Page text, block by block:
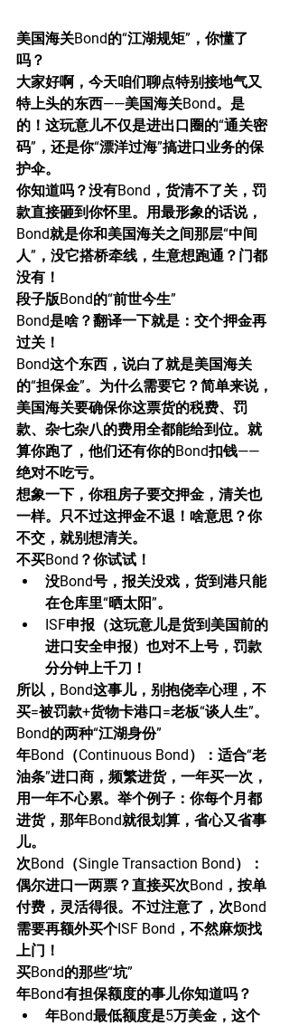
美国海关Bond的“江湖规矩”，你懂了
吗？
大家好啊，今天咱们聊点特别接地气又
特上头的东西——美国海关Bond。是
的！这玩意儿不仅是进出口圈的“通关密
码”，还是你“漂洋过海”搞进口业务的保
护伞。
你知道吗？没有Bond，货清不了关，罚
款直接砸到你怀里。用最形象的话说，
Bond就是你和美国海关之间那层“中间
人”，没它搭桥牵线，生意想跑通？门都
没有！
段子版Bond的“前世今生”
Bond是啥？翻译一下就是：交个押金再
过关！
Bond这个东西，说白了就是美国海关
的“担保金”。为什么需要它？简单来说，
美国海关要确保你这票货的税费、罚
款、杂七杂八的费用全都能给到位。就
算你跑了，他们还有你的Bond扣钱——
绝对不吃亏。
想象一下，你租房子要交押金，清关也
一样。只不过这押金不退！啥意思？你
不交，就别想清关。
不买Bond？你试试！
没Bond号，报关没戏，货到港只能
在仓库里“晒太阳”。
ISF申报（这玩意儿是货到美国前的
进口安全申报）也对不上号，罚款
分分钟上千刀！
所以，Bond这事儿，别抱侥幸心理，不
买=被罚款+货物卡港口=老板“谈人生”。
Bond的两种“江湖身份”
年Bond（Continuous Bond）：适合“老
油条”进口商，频繁进货，一年买一次，
用一年不心累。举个例子：你每个月都
进货，那年Bond就很划算，省心又省事
儿。
次Bond（Single Transaction Bond）：
偶尔进口一两票？直接买次Bond，按单
付费，灵活得很。不过注意了，次Bond
需要再额外买个ISF Bond，不然麻烦找
上门！
买Bond的那些“坑”
年Bond有担保额度的事儿你知道吗？
年Bond最低额度是5万美金，这个